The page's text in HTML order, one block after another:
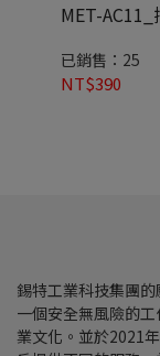
MET-
已銷售：25
NT$390
錫特工業科技集團
一個安全無風險的
業文化。並於2021